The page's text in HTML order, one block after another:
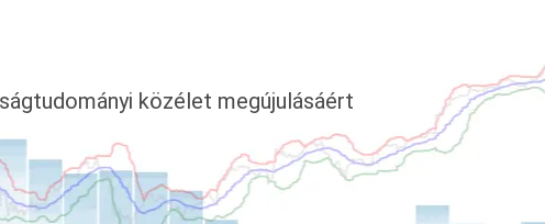
közélet megújulásáért